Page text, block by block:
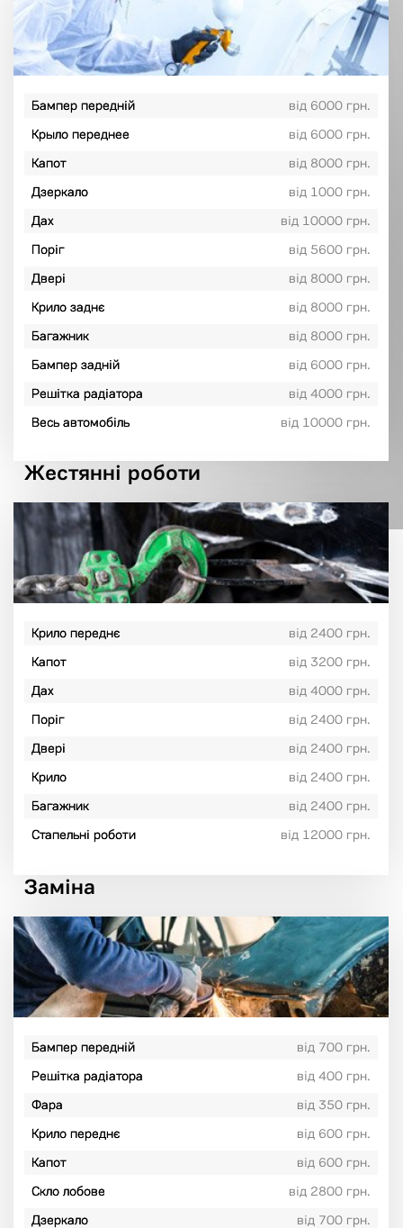
Бампер передній
від 6000 грн.
Крыло переднее
від 6000 грн.
Капот
від 8000 грн.
Дзеркало
від 1000 грн.
Дах
від 10000 грн.
Поріг
від 5600 грн.
Двері
від 8000 грн.
Крило заднє
від 8000 грн.
Багажник
від 8000 грн.
Бампер задній
від 6000 грн.
Решітка радіатора
від 4000 грн.
Весь автомобіль
від 10000 грн.
Жестянні роботи
Крило переднє
від 2400 грн.
Капот
від 3200 грн.
Дах
від 4000 грн.
Поріг
від 2400 грн.
Двері
від 2400 грн.
Крило
від 2400 грн.
Багажник
від 2400 грн.
Стапельні роботи
від 12000 грн.
Заміна
Бампер передній
від 700 грн.
Решітка радіатора
від 400 грн.
Фара
від 350 грн.
Крило переднє
від 600 грн.
Капот
від 600 грн.
Скло лобове
від 2800 грн.
Дзеркало
від 700 грн.